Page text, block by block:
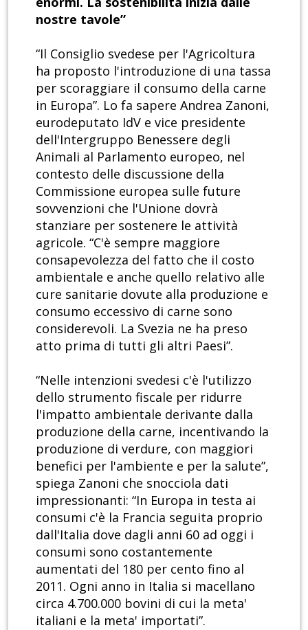
nostre tavole”
“Il Consiglio svedese per l'Agricoltura
ha proposto l'introduzione di una tassa
per scoraggiare il consumo della carne
in Europa”. Lo fa sapere Andrea Zanoni,
eurodeputato IdV e vice presidente
dell'Intergruppo Benessere degli
Animali al Parlamento europeo, nel
contesto delle discussione della
Commissione europea sulle future
sovvenzioni che l'Unione dovrà
stanziare per sostenere le attività
agricole. “C'è sempre maggiore
consapevolezza del fatto che il costo
ambientale e anche quello relativo alle
cure sanitarie dovute alla produzione e
consumo eccessivo di carne sono
considerevoli. La Svezia ne ha preso
atto prima di tutti gli altri Paesi”.
“Nelle intenzioni svedesi c'è l'utilizzo
dello strumento fiscale per ridurre
l'impatto ambientale derivante dalla
produzione della carne, incentivando la
produzione di verdure, con maggiori
benefici per l'ambiente e per la salute”,
spiega Zanoni che snocciola dati
impressionanti: “In Europa in testa ai
consumi c'è la Francia seguita proprio
dall'Italia dove dagli anni 60 ad oggi i
consumi sono costantemente
aumentati del 180 per cento fino al
2011. Ogni anno in Italia si macellano
circa 4.700.000 bovini di cui la meta'
italiani e la meta' importati”.